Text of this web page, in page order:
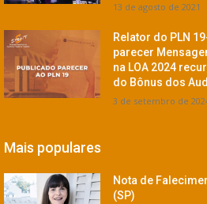
13 de agosto de 2021
Relator do PLN
parecer
na LOA 2024
do Bônus dos
3 de setembro de
Mais populares
Nota de
(SP)